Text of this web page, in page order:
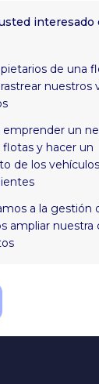
interesado
de una
nuestros
emprender un
y hacer un
de los
a la gestión
ampliar nuestra